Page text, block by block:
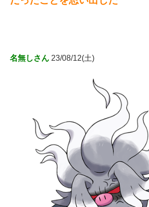
名無しさん 23/08/12(土)